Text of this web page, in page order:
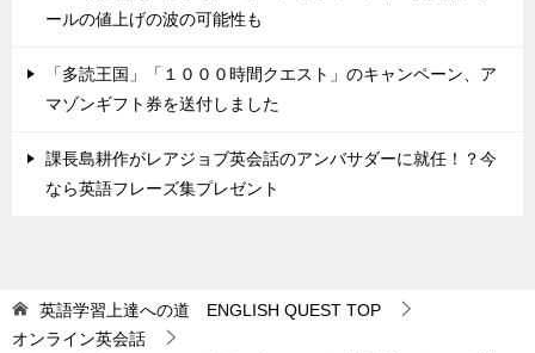
ールの値上げの波の可能性も
「多読王国」「１０００時間クエスト」のキャンペーン、ア
マゾンギフト券を送付しました
課長島耕作がレアジョブ英会話のアンバサダーに就任！？今
なら英語フレーズ集プレゼント
英語学習上達への道 ENGLISH QUEST TOP
オンライン英会話